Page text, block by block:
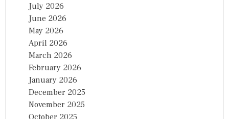
July 2026
June 2026
May 2026
April 2026
March 2026
February 2026
January 2026
December 2025
November 2025
October 2025